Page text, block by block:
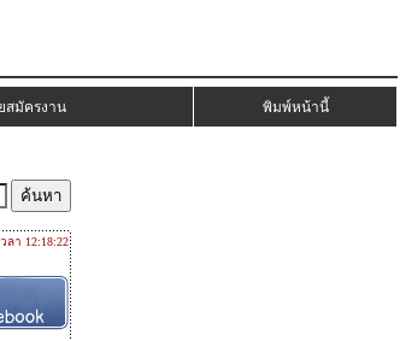
สมัครงาน พิมพ์หน้านี้
า 12:18:22